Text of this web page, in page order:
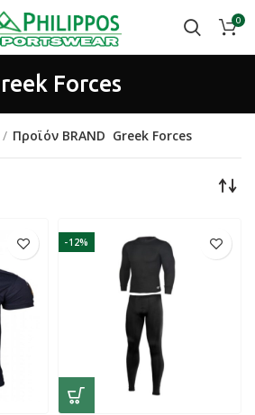
0
Forces
Προϊόν BRAND Greek Forces
-12%